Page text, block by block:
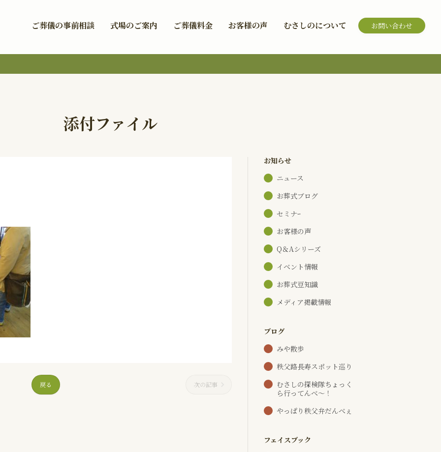
ご葬儀の事前相談 式場のご案内 ご葬儀料金 お客様の声 むさしのについて お問い合わせ
添付ファイル
戻る 次の記事
お知らせ
ニュース
お葬式ブログ
セミナｰ
お客様の声
Q＆Aシリーズ
イベント情報
お葬式豆知識
メディア掲載情報
ブログ
みや散歩
秩父路長寿スポット巡り
むさしの探検隊ちょっく
ら行ってんべ～！
やっぱり秩父弁だんべぇ
フェイスブック